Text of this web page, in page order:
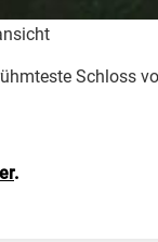
Schloss
.